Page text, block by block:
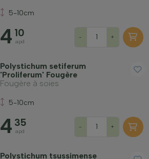
5-10cm
4 10
apd
- +
Polystichum setiferum
'Proliferum' Fougère
Fougère à soies
5-10cm
4 35
apd
- +
Polystichum tsussimense